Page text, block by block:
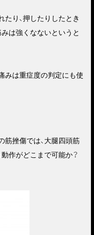
り、押したりしたとき
は強くなないというと
みは重症度の判定にも使
筋挫傷では、大腿四頭筋
作がどこまで可能か？